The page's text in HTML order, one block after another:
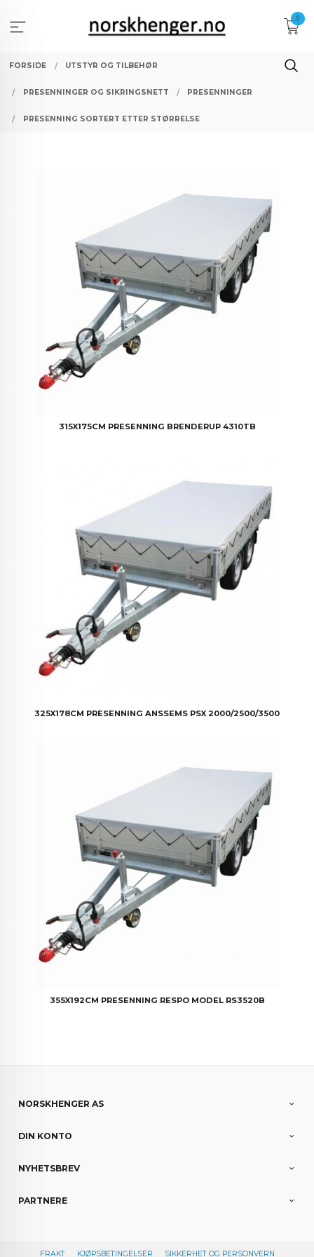
innholdet
0
FORSIDE UTSTYR OG TILBEHØR
PRESENNINGER OG SIKRINGSNETT PRESENNINGER
PRESENNING SORTERT ETTER STØRRELSE
315X175CM PRESENNING BRENDERUP 4310TB
325X178CM PRESENNING ANSSEMS PSX 2000/2500/3500
355X192CM PRESENNING RESPO MODEL RS3520B
NORSKHENGER AS
DIN KONTO
NYHETSBREV
PARTNERE
FRAKT KJØPSBETINGELSER SIKKERHET OG PERSONVERN